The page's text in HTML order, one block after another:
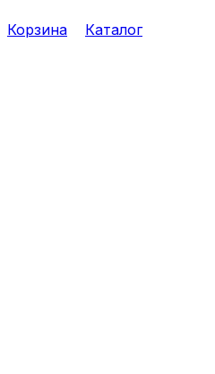
Корзина Каталог